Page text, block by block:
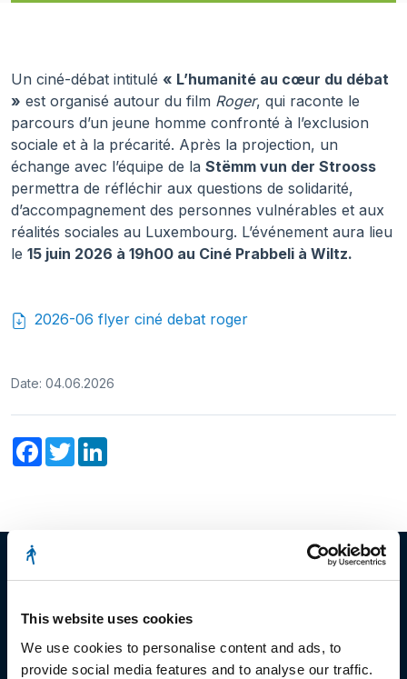
This website uses cookies
We use cookies to personalise content and ads, to
provide social media features and to analyse our traffic.
Un ciné-débat intitulé « L’humanité au cœur du débat
» est organisé autour du film Roger, qui raconte le
parcours d’un jeune homme confronté à l’exclusion
sociale et à la précarité. Après la projection, un
échange avec l’équipe de la Stëmm vun der Strooss
permettra de réfléchir aux questions de solidarité,
d’accompagnement des personnes vulnérables et aux
réalités sociales au Luxembourg. L’événement aura lieu
le 15 juin 2026 à 19h00 au Ciné Prabbeli à Wiltz.
2026-06 flyer ciné debat roger
Date: 04.06.2026
Facebook
Twitter
© Copyright 2023
Stëmm vun der Strooss